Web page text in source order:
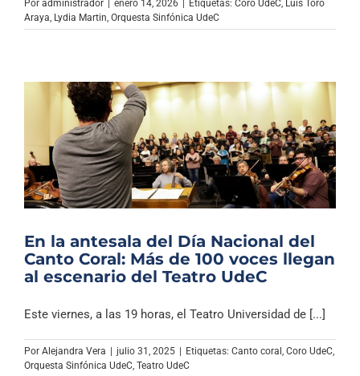
Por administrador enero 14, 2026 Etiquetas: Coro UdeC, Luis Toro
Araya, Lydia Martin, Orquesta Sinfónica UdeC
En la antesala del Día Nacional del
Canto Coral: Más de 100 voces llegan
al escenario del Teatro UdeC
Este viernes, a las 19 horas, el Teatro Universidad de [...]
Por Alejandra Vera | julio 31, 2025 | Etiquetas: Canto coral Coro UdeC
Orquesta Sinfónica UdeC Teatro UdeC